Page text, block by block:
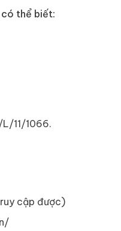
có thể biết:
L/11/1066.
cập được)